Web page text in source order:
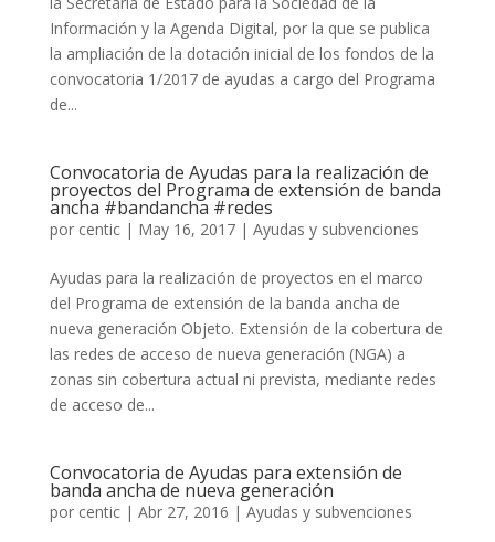
Información y la Agenda Digital, por la que se publica
la ampliación de la dotación inicial de los fondos de la
convocatoria 1/2017 de ayudas a cargo del Programa
de...
Convocatoria de Ayudas para la realización de
proyectos del Programa de extensión de banda
ancha #bandancha #redes
por centic| May 16, 2017| Ayudas y subvenciones
Ayudas para la realización de proyectos en el marco
del Programa de extensión de la banda ancha de
nueva generación Objeto. Extensión de la cobertura de
las redes de acceso de nueva generación (NGA) a
zonas sin cobertura actual ni prevista, mediante redes
de acceso de...
Convocatoria de Ayudas para extensión de
banda ancha de nueva generación
por centic| Abr 27, 2016 | Ayudas y subvenciones